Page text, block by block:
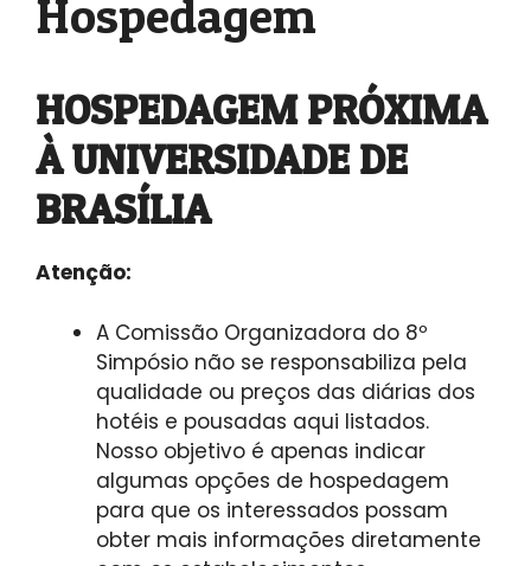
Hospedagem
HOSPEDAGEM PRÓXIMA
À UNIVERSIDADE DE
BRASÍLIA
Atenção:
A Comissão Organizadora do 8º
Simpósio não se responsabiliza pela
qualidade ou preços das diárias dos
hotéis e pousadas aqui listados.
Nosso objetivo é apenas indicar
algumas opções de hospedagem
para que os interessados possam
obter mais informações diretamente